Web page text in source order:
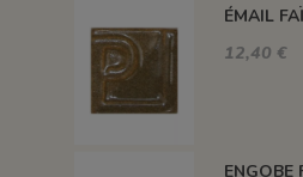
12,40 €